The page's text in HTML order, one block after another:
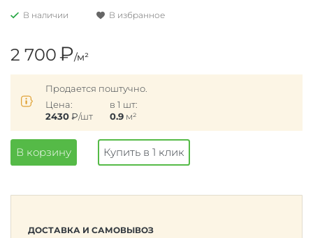
В наличии В избранное
2 700₽/м²
Продается поштучно.
Цена:
2430 ₽/шт
в 1 шт:
0.9 м²
В корзину Купить в 1 клик
ДОСТАВКА И САМОВЫВОЗ